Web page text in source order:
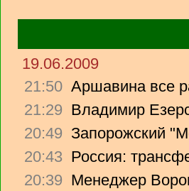
19.06.2009
21:50 Аршавина все
21:29 Владимир
20:49 Запорожский
20:43 Россия:
20:39 Менеджер